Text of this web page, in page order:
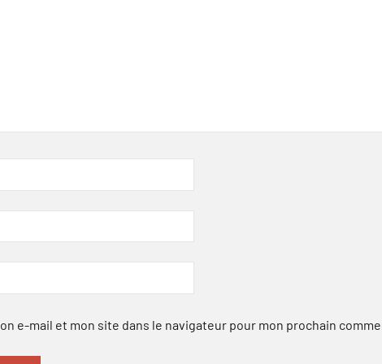
e-mail et mon site dans le navigateur pour mon prochain